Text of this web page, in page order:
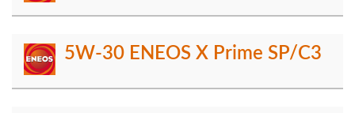
5W-30 ENEOS X Prime SP/C3